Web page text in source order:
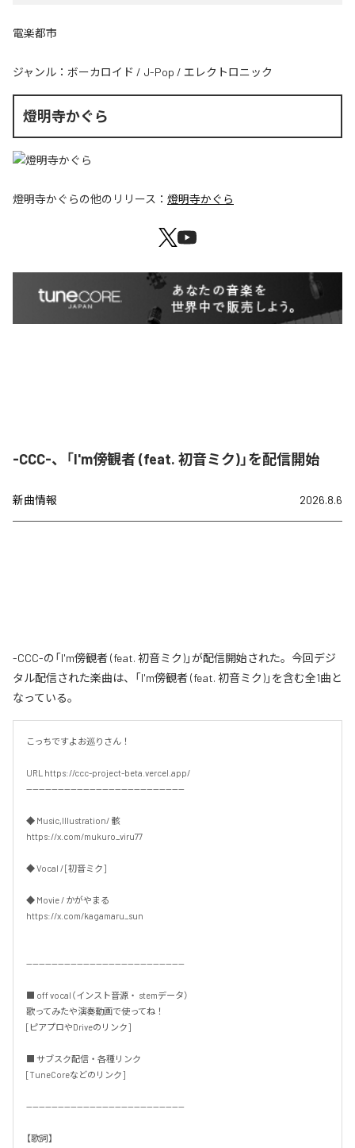
電楽都市
ジャンル： ボーカロイド / J-Pop / エレクトロニック
燈明寺かぐら
燈明寺かぐらの他のリリース： 燈明寺かぐら
-CCC-、「I'm傍観者 (feat. 初音ミク)」を配信開始
新曲情報 2026.8.6
-CCC-の「I'm傍観者 (feat. 初音ミク)」が配信開始された。今回デジ
タル配信された楽曲は、「I'm傍観者 (feat. 初音ミク)」を含む全1曲と
なっている。
こっちですよお巡りさん！
URL https://ccc-project-beta.vercel.app/
--------------------------------------------------
◆ Music,Illustration/ 骸
https://x.com/mukuro_viru77
◆ Vocal / [初音ミク]
◆ Movie / かがやまる
https://x.com/kagamaru_sun
--------------------------------------------------
■ off vocal（インスト音源・ stemデータ）
歌ってみたや演奏動画で使ってね！
[ピアプロやDriveのリンク]
■ サブスク配信・各種リンク
[TuneCoreなどのリンク]
--------------------------------------------------
【歌詞】